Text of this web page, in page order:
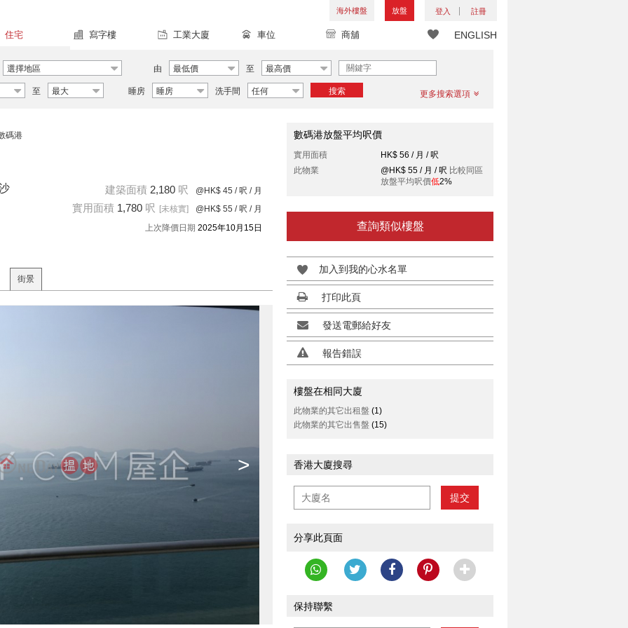
海外樓盤 放盤 登入 註冊
ENGLISH
住宅 寫字樓 工業大廈 車位 商舖
選擇地區 由 最低價 至 最高價
至 最大 睡房 睡房 洗手間 任何 搜索 更多搜索選項
碼港
建築面積 2,180 呎 @HK$ 45 / 呎 / 月
實用面積 1,780 呎 [未核實] @HK$ 55 / 呎 / 月
上次降價日期 2025年10月15日
街景
>
數碼港放盤平均呎價
實用面積
HK$ 56 / 月 / 呎
此物業
@HK$ 55 / 月 / 呎 比較同區
放盤平均呎價低2%
查詢類似樓盤
加入到我的心水名單
打印此頁
發送電郵給好友
報告錯誤
樓盤在相同大廈
此物業的其它出租盤 (1)
此物業的其它出售盤 (15)
香港大廈搜尋
提交
分享此頁面
保持聯繫